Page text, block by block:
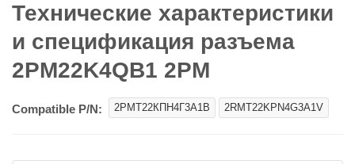
Технические характеристики
и спецификация разъема
2PM22K4QB1 2PM
Compatible P/N: 2РМТ22КПН4Г3А1В 2RMT22KPN4G3A1V